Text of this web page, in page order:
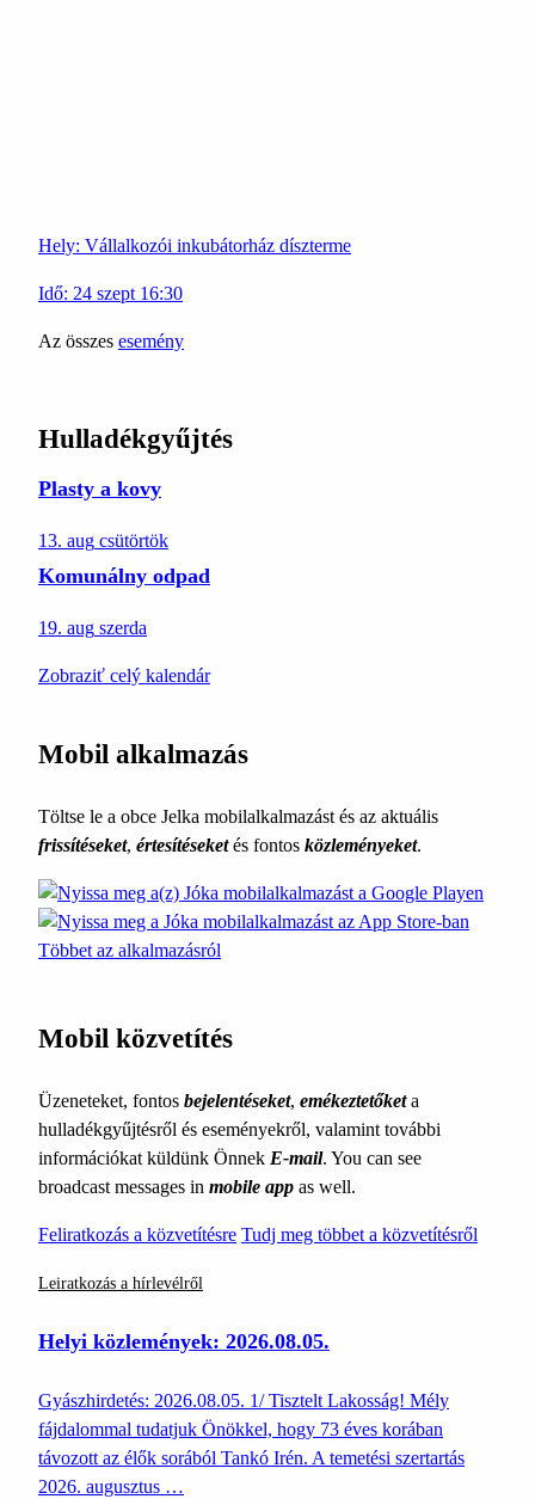
Hely: Vállalkozói inkubátorház díszterme
Idő: 24 szept 16:30
Az összes esemény
Hulladékgyűjtés
Plasty a kovy
13. aug csütörtök
Komunálny odpad
19. aug szerda
Zobraziť celý kalendár
Mobil alkalmazás
Töltse le a obce Jelka mobilalkalmazást és az aktuális
frissítéseket, értesítéseketés fontos közleményeket.
Többet az alkalmazásról
Mobil közvetítés
Üzeneteket, fontos bejelentéseket, emékeztetőketa
hulladékgyűjtésről és eseményekről, valamint további
információkat küldünk Önnek E-mail. You can see
broadcast messages in mobile app as well.
Feliratkozás a közvetítésre Tudj meg többet a közvetítésről
Leiratkozás a hírlevélről
Helyi közlemények: 2026.08.05.
Gyászhirdetés: 2026.08.05. 1/ Tisztelt Lakosság! Mély
fájdalommal tudatjuk Önökkel, hogy 73 éves korában
távozott az élők sorából Tankó Irén. A temetési szertartás
2026. augusztus …